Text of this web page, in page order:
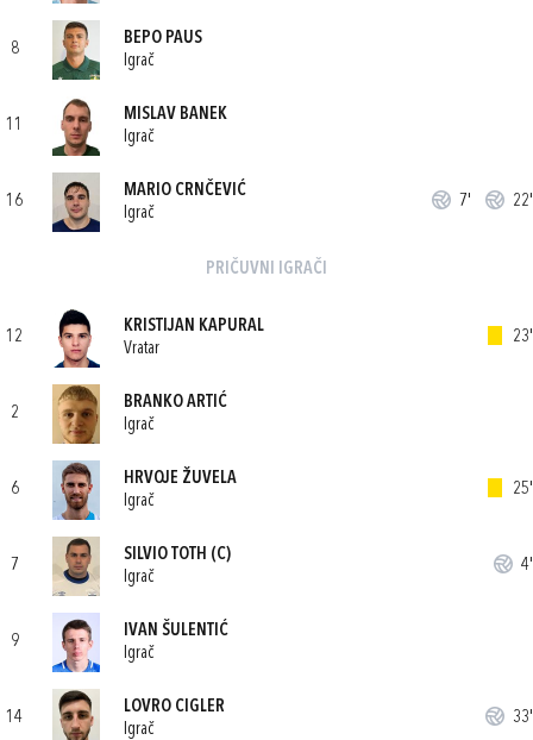
8
BEPO PAUS
Igrač
11
MISLAV BANEK
Igrač
16
MARIO CRNČEVIĆ
Igrač
7' 22'
PRIČUVNI IGRAČI
12
KRISTIJAN KAPURAL
Vratar
23'
2
BRANKO ARTIĆ
Igrač
6
HRVOJE ŽUVELA
Igrač
25'
7
SILVIO TOTH (C)
Igrač
4'
9
IVAN ŠULENTIĆ
Igrač
14
LOVRO CIGLER
Igrač
33'